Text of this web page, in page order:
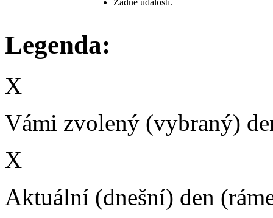
Legenda:
X
Vámi zvolený (vybraný)
X
Aktuální (dnešní) den